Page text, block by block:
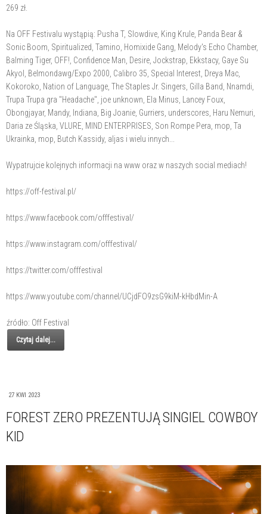
269 zł.
Na OFF Festivalu wystąpią: Pusha T, Slowdive, King Krule, Panda Bear &
Sonic Boom, Spiritualized, Tamino, Homixide Gang, Melody's Echo Chamber,
Balming Tiger, OFF!, Confidence Man, Desire, Jockstrap, Ekkstacy, Gaye Su
Akyol, Belmondawg/Expo 2000, Calibro 35, Special Interest, Dreya Mac,
Kokoroko, Nation of Language, The Staples Jr. Singers, Gilla Band, Nnamdi,
Trupa Trupa gra "Headache", joe unknown, Ela Minus, Lancey Foux,
Obongjayar, Mandy, Indiana, Big Joanie, Gurriers, underscores, Haru Nemuri,
Daria ze Śląska, VLURE, MIND ENTERPRISES, Son Rompe Pera, mop, Ta
Ukrainka, mop, Butch Kassidy, aljas i wielu innych...
Wypatrujcie kolejnych informacji na www oraz w naszych social mediach!
https://off-festival.pl/
https://www.facebook.com/offfestival/
https://www.instagram.com/offfestival/
https://twitter.com/offfestival
https://www.youtube.com/channel/UCjdFO9zsG9kiM-kHbdMin-A
źródło: Off Festival
Czytaj dalej...
27 KWI 2023
FOREST ZERO PREZENTUJĄ SINGIEL COWBOY
KID